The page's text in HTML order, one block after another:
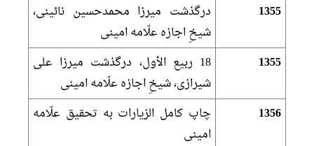
1355
درگذشت ميرزا محمدحسين نائينى،
شيخِ اجازه علّامه امينى‏
1355
18 ربيع الأول، درگذشت ميرزا على
شيرازى، شيخِ اجازه علّامه امينى‏
1356
چاپ كامل الزيارات به تحقیق علّامه
امينى‏